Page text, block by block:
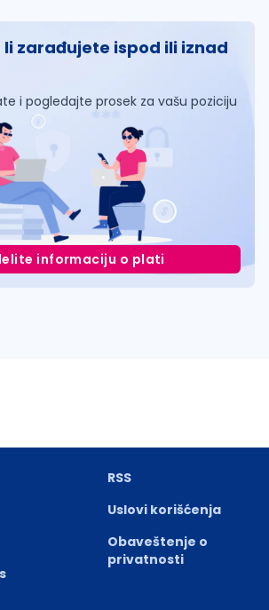
zarađujete ispod ili iznad
i pogledajte prosek za vašu poziciju
informaciju o plati
RSS
Uslovi korišćenja
Obaveštenje o
privatnosti